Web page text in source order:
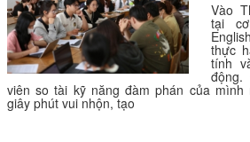
Vào
tại
thực
tính
viên so tài kỹ năng đàm phán của mình
giây phút vui nhộn, tạo